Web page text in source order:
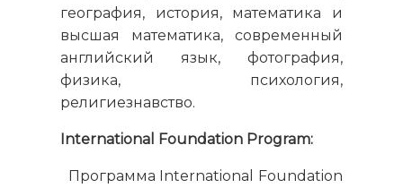
география, история, математика и
высшая математика, современный
английский язык, фотография,
физика, психология,
религиезнавство.
International Foundation Program:
Программа International Foundation